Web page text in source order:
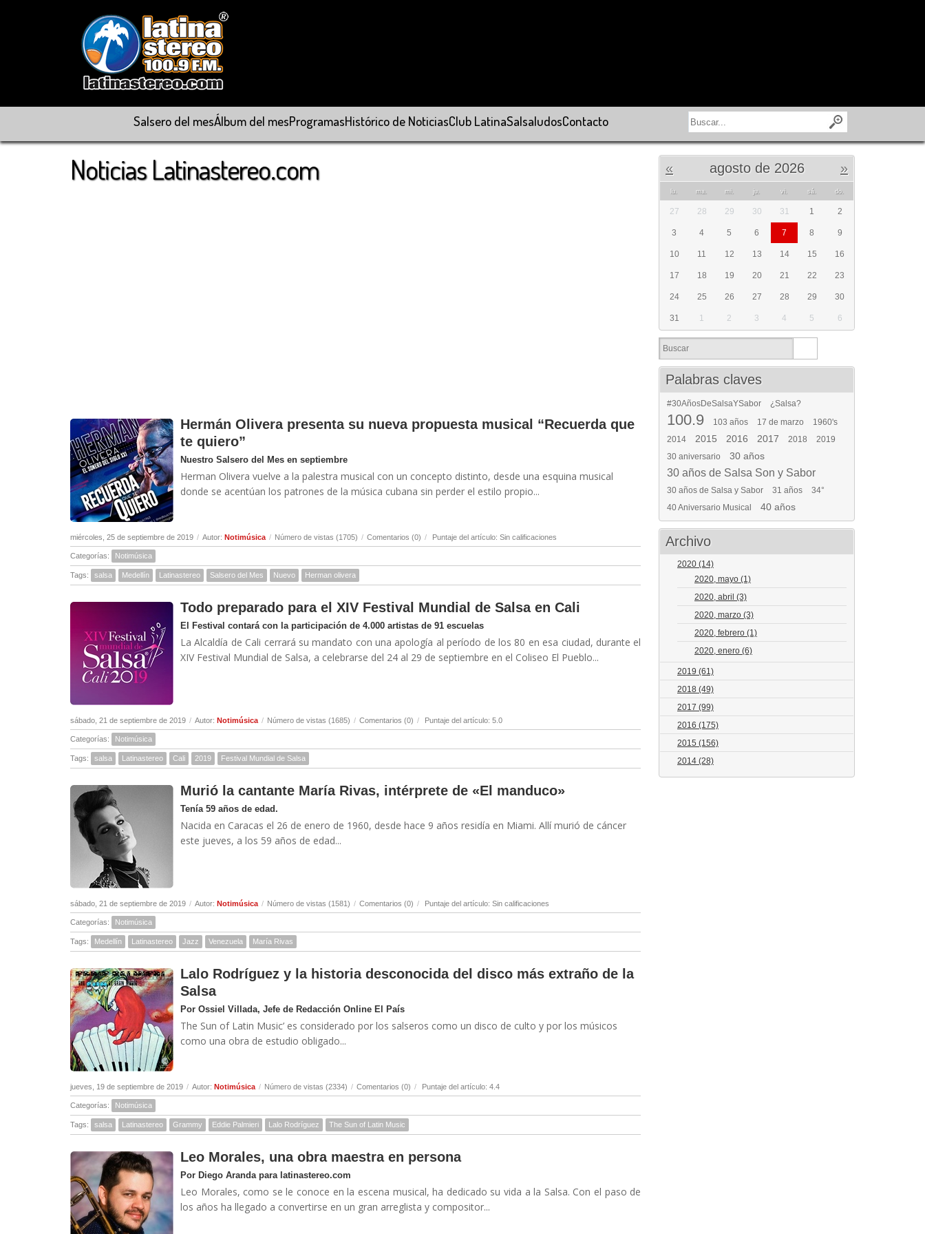
Salsero del mesÁlbum del mesProgramasHistórico de NoticiasClub LatinaSalsaludosContacto
Noticias Latinastereo.com
Hermán Olivera presenta su nueva propuesta musical “Recuerda que
te quiero”
Nuestro Salsero del Mes en septiembre
Herman Olivera vuelve a la palestra musical con un concepto distinto, desde una esquina musical
donde se acentúan los patrones de la música cubana sin perder el estilo propio...
miércoles, 25 de septiembre de 2019 / Autor: Notimúsica / Número de vistas (1705) / Comentarios (0) / Puntaje del artículo: Sin calificaciones
Categorías: Notimúsica
Tags: salsa Medellín Latinastereo Salsero del Mes Nuevo Herman olivera
Todo preparado para el XIV Festival Mundial de Salsa en Cali
El Festival contará con la participación de 4.000 artistas de 91 escuelas
La Alcaldía de Cali cerrará su mandato con una apología al período de los 80 en esa ciudad, durante el
XIV Festival Mundial de Salsa, a celebrarse del 24 al 29 de septiembre en el Coliseo El Pueblo...
sábado, 21 de septiembre de 2019 / Autor: Notimúsica / Número de vistas (1685) / Comentarios (0) / Puntaje del artículo: 5.0
Categorías: Notimúsica
Tags: salsa Latinastereo Cali 2019 Festival Mundial de Salsa
Murió la cantante María Rivas, intérprete de «El manduco»
Tenía 59 años de edad.
Nacida en Caracas el 26 de enero de 1960, desde hace 9 años residía en Miami. Allí murió de cáncer
este jueves, a los 59 años de edad...
sábado, 21 de septiembre de 2019 / Autor: Notimúsica / Número de vistas (1581) / Comentarios (0) / Puntaje del artículo: Sin calificaciones
Categorías: Notimúsica
Tags: Medellín Latinastereo Jazz Venezuela María Rivas
Lalo Rodríguez y la historia desconocida del disco más extraño de la
Salsa
Por Ossiel Villada, Jefe de Redacción Online El País
The Sun of Latin Music’ es considerado por los salseros como un disco de culto y por los músicos
como una obra de estudio obligado...
jueves, 19 de septiembre de 2019 / Autor: Notimúsica / Número de vistas (2334) / Comentarios (0) / Puntaje del artículo: 4.4
Categorías: Notimúsica
Tags: salsa Latinastereo Grammy Eddie Palmieri Lalo Rodríguez The Sun of Latin Music
Leo Morales, una obra maestra en persona
Por Diego Aranda para latinastereo.com
Leo Morales, como se le conoce en la escena musical, ha dedicado su vida a la Salsa. Con el paso de
los años ha llegado a convertirse en un gran arreglista y compositor...
« agosto de 2026 »
lu. ma. mi. ju. vi. sá. do.
27 28 29 30 31 1 2
3 4 5 6 7 8 9
10 11 12 13 14 15 16
17 18 19 20 21 22 23
24 25 26 27 28 29 30
31 1 2 3 4 5 6
Palabras claves
#30AñosDeSalsaYSabor ¿Salsa?
100.9 103 años 17 de marzo
1960's
2014
2015 2016 2017 2018
2019
30 aniversario
30 años
30 años de Salsa Son y Sabor
30 años de Salsa y Sabor 31 años
34°
40 Aniversario Musical
40 años
Archivo
2020 (14)
2020, mayo (1)
2020, abril (3)
2020, marzo (3)
2020, febrero (1)
2020, enero (6)
2019 (61)
2018 (49)
2017 (99)
2016 (175)
2015 (156)
2014 (28)